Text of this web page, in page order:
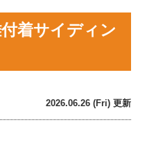
着サイディン
2026.06.26 (Fri) 更新